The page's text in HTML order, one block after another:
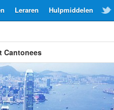
Hulpmiddelen
Leraren
Cantonees